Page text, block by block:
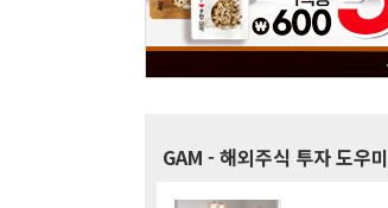
GAM - 해외주식 투자 도우미